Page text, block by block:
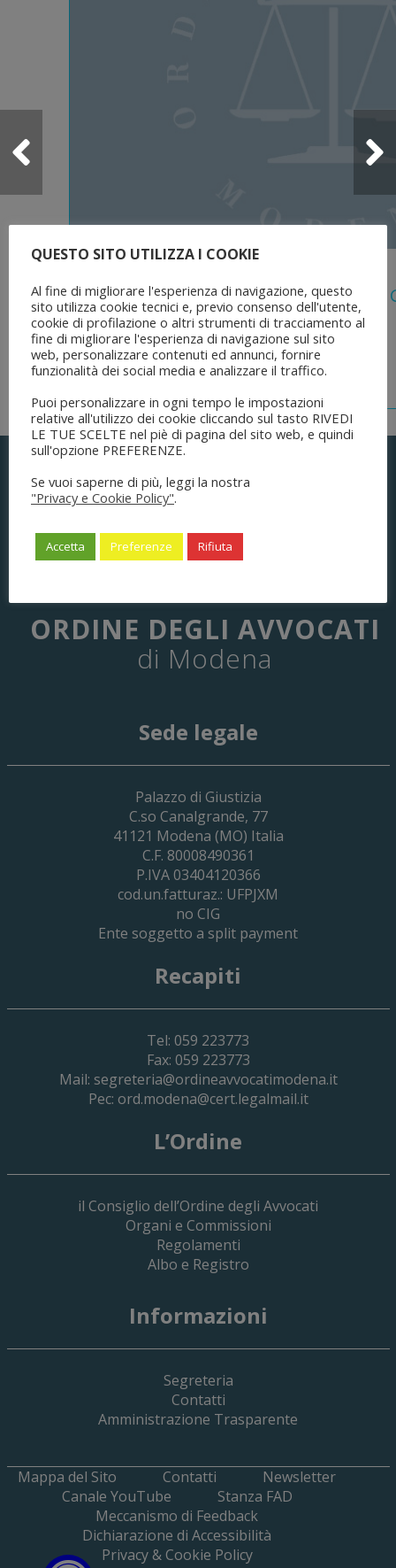
Legge 28 Luglio 2026 N. 137 “delega
Dell’ordinamento Forense”
29 Giugno 2026
Cassa Forense – Elezioni Dei Delegati
2030
19 Giugno 2026
ORDINE DEGLI AVVOCATI
di Modena
Sede legale
Palazzo di Giustizia
C.so Canalgrande, 77
41121 Modena (MO) Italia
C.F. 80008490361
P.IVA 03404120366
cod.un.fatturaz.: UFPJXM
no CIG
Ente soggetto a split payment
Recapiti
Tel: 059 223773
Fax: 059 223773
Mail: segreteria@ordineavvocatimodena.it
Pec: ord.modena@cert.legalmail.it
L’Ordine
il Consiglio dell’Ordine degli Avvocati
Organi e Commissioni
Regolamenti
Albo e Registro
Informazioni
Segreteria
Contatti
Amministrazione Trasparente
Mappa del Sito Contatti
Newsletter
Canale YouTube
Stanza FAD
Meccanismo di Feedback
Dichiarazione di Accessibilità
Privacy & Cookie Policy
QUESTO SITO UTILIZZA I COOKIE
Al fine di migliorare l'esperienza di navigazione, questo
sito utilizza cookie tecnici e, previo consenso dell'utente,
cookie di profilazione o altri strumenti di tracciamento al
fine di migliorare l'esperienza di navigazione sul sito
web, personalizzare contenuti ed annunci, fornire
funzionalità dei social media e analizzare il traffico.
Puoi personalizzare in ogni tempo le impostazioni
relative all'utilizzo dei cookie cliccando sul tasto RIVEDI
LE TUE SCELTE nel piè di pagina del sito web, e quindi
sull'opzione PREFERENZE.
Se vuoi saperne di più, leggi la nostra
"Privacy e Cookie Policy".
Accetta Preferenze Rifiuta